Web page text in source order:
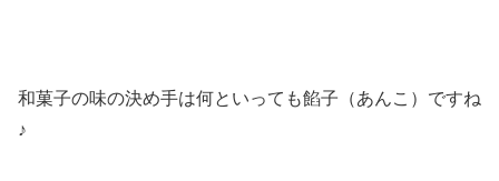
和菓子の味の決め手は何といっても餡子（あんこ）ですね
♪